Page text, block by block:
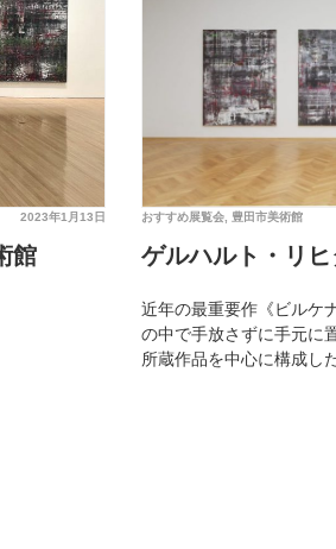
2023年1月13日
館
おすすめ展覧会 豊田市美術館
ゲルハルト・リ
近年の最重要作《ビルケ
の中で手放さずに手元に
所蔵作品を中心に構成し